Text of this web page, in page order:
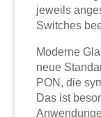
jeweils
Switches
Moderne
neue
PON, die
Das ist